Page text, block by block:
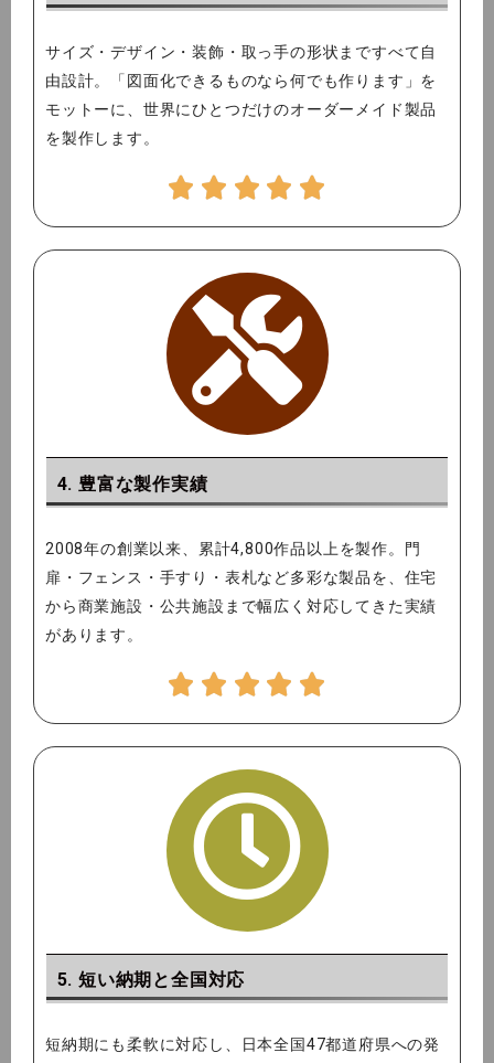
サイズ・デザイン・装飾・取っ手の形状まですべて自
由設計。「図面化できるものなら何でも作ります」を
モットーに、世界にひとつだけのオーダーメイド製品
を製作します。
4. 豊富な製作実績
2008年の創業以来、累計4,800作品以上を製作。門
扉・フェンス・手すり・表札など多彩な製品を、住宅
から商業施設・公共施設まで幅広く対応してきた実績
があります。
5. 短い納期と全国対応
短納期にも柔軟に対応し、日本全国47都道府県への発